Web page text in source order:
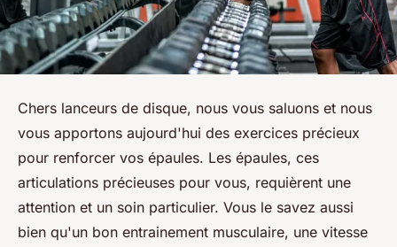
Chers lanceurs de disque, nous vous saluons et nous
vous apportons aujourd'hui des exercices précieux
pour renforcer vos épaules. Les épaules, ces
articulations précieuses pour vous, requièrent une
attention et un soin particulier. Vous le savez aussi
bien qu'un bon entrainement musculaire, une vitesse